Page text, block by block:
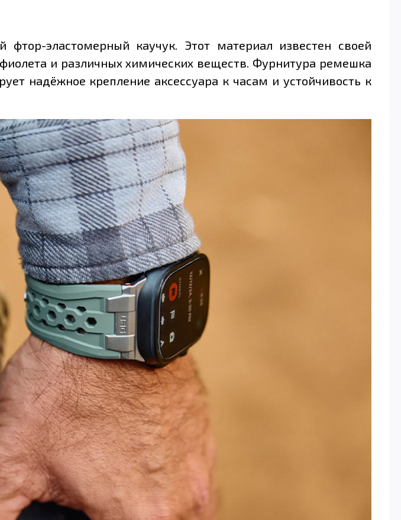
эластомерный каучук. Этот материал известен своей
и различных химических веществ. Фурнитура ремешка
надёжное крепление аксессуара к часам и устойчивость к